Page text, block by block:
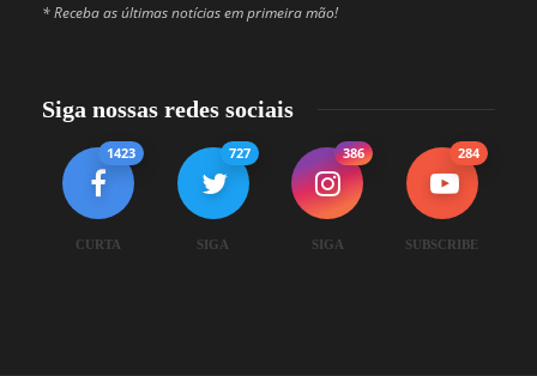
* Receba as últimas notícias em primeira mão!
Siga nossas redes sociais
1423
CURTA
727
SIGA
386
SIGA
284
SUBSCRIBE